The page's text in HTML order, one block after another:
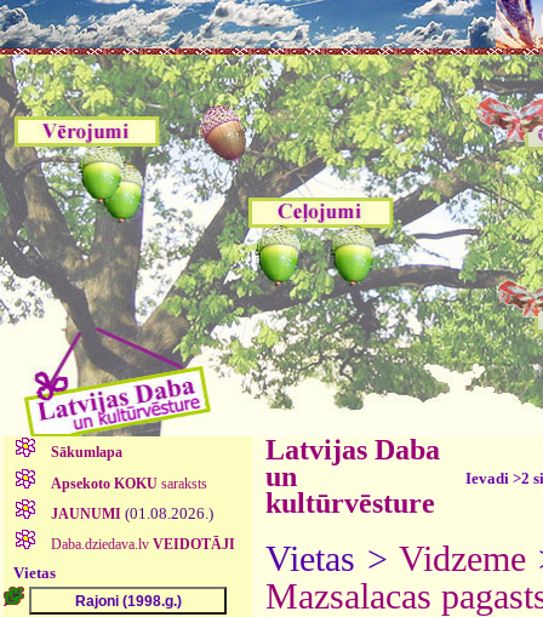
Sākumlapa
Apsekoto KOKUsaraksts
JAUNUMI (01.08.2026.)
Daba.dziedava.lv VEIDOTĀJI
Vietas
Latvijas Daba
un
kultūrvēsture
Ievadi >2
Vietas > Vidzeme
Mazsalacas